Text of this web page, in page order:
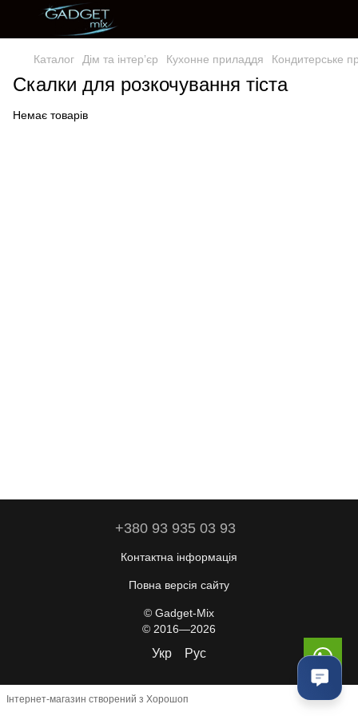
Каталог Дім та інтерʼєр Кухонне приладдя Кондитерське
Скалки для розкочування тіста
Немає товарів
+380 93 935 03 93
Контактна інформація
Повна версія сайту
© Gadget-Mix
© 2016—2026
Укр Рус
Інтернет-магазин створений з Хорошоп